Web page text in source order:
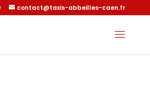
contact@taxis-abbeilles-caen.fr